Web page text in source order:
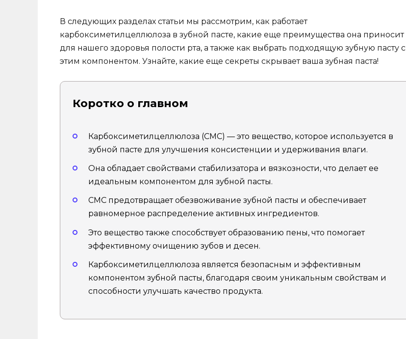
В следующих разделах статьи мы рассмотрим, как работает
карбоксиметилцеллюлоза в зубной пасте, какие еще преимущества она приносит
для нашего здоровья полости рта, а также как выбрать подходящую зубную пасту с
этим компонентом. Узнайте, какие еще секреты скрывает ваша зубная паста!
Коротко о главном
Карбоксиметилцеллюлоза (CMC) — это вещество, которое используется в
зубной пасте для улучшения консистенции и удерживания влаги.
Она обладает свойствами стабилизатора и вязкозности, что делает ее
идеальным компонентом для зубной пасты.
CMC предотвращает обезвоживание зубной пасты и обеспечивает
равномерное распределение активных ингредиентов.
Это вещество также способствует образованию пены, что помогает
эффективному очищению зубов и десен.
Карбоксиметилцеллюлоза является безопасным и эффективным
компонентом зубной пасты, благодаря своим уникальным свойствам и
способности улучшать качество продукта.